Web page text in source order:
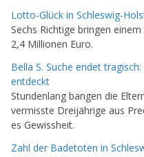
Lotto-Glück in Schleswig-
Sechs Richtige bringen
2,4 Millionen Euro.
Bella S. Suche endet
entdeckt
Stundenlang bangen die
vermisste Dreijährige aus
es Gewissheit.
Zahl der Badetoten in